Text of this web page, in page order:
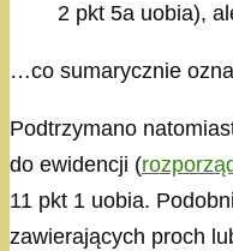
2 pkt 5a uobia),
…co sumarycznie
Podtrzymano
do ewidencji (
11 pkt 1 uobia.
zawierających proch